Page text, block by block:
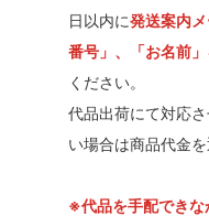
日以内に発送案内
番号」、「お名前
ください。
代品出荷にて対応
い場合は商品代金を
※代品を手配できな